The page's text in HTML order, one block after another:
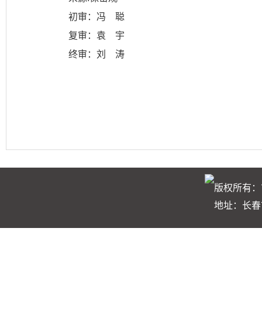
初审：冯 聪
复审：袁 宇
终审：刘 涛
版权所有
地址：长